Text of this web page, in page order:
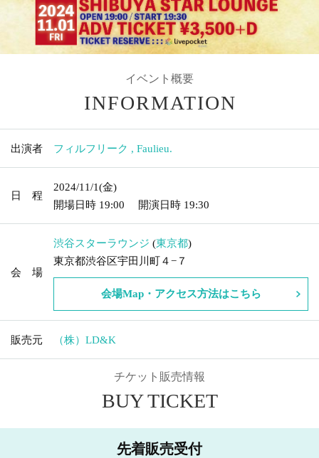
イベント概要
INFORMATION
出演者 フィルフリーク , Faulieu.
日 程
2024/11/1(金)
開場日時 19:00 開演日時 19:30
会 場
渋谷スターラウンジ (東京都)
東京都渋谷区宇田川町４−７
会場Map・アクセス方法はこちら
販売元 （株）LD&K
チケット販売情報
BUY TICKET
先着販売受付